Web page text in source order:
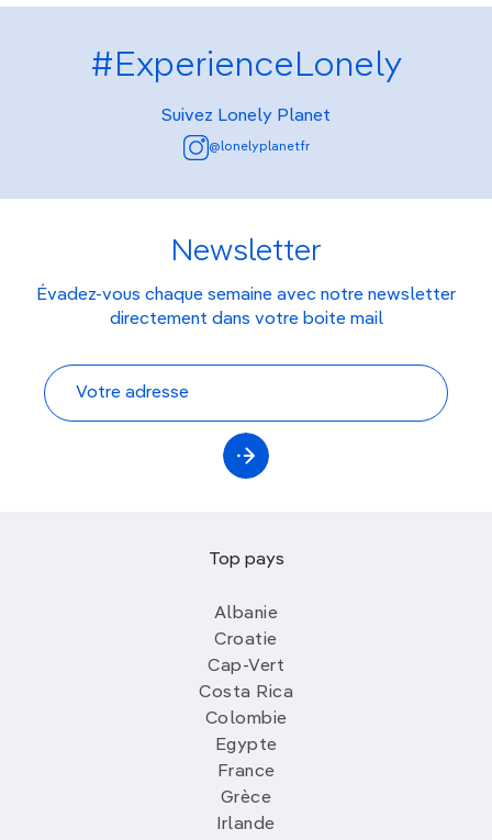
#ExperienceLonely
Suivez Lonely Planet
@lonelyplanetfr
Newsletter
Évadez-vous chaque semaine avec notre newsletter
directement dans votre boite mail
Top pays
Albanie
Croatie
Cap-Vert
Costa Rica
Colombie
Egypte
France
Grèce
Irlande